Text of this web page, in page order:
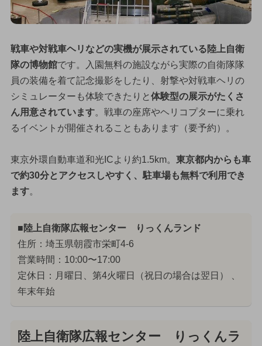
戦車や対戦車ヘリなどの実機が展示されている陸上自衛
隊の博物館です。入園無料の施設ながら実際の自衛隊隊
員の装備を着て記念撮影をしたり、射撃や対戦車ヘリの
シミュレーターも体験できたりと 体験型の展示がたくさ
ん用意されています。戦車の座席やヘリコプターに乗れ
るイベントが開催されることもあります（要予約）。
東京外環自動車道和光ICより約1.5km。 東京都内からも車
で約30分とアクセスしやすく、駐車場も無料で利用でき
ます。
■陸上自衛隊広報センター りっくんランド
住所：埼玉県朝霞市栄町4-6
営業時間：10:00〜17:00
定休日：月曜日、第4火曜日（祝日の場合は翌日） 、
年末年始
陸上自衛隊広報センター りっくんラ